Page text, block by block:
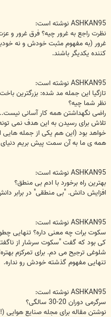
ASHKAN95 نوشته است:
نظرت راجع به غرور چیه؟ فرق غرور و
غرور (به مفهوم مثبت خودش و نه
کننده یکدیگر باشند.
ASHKAN95 نوشته است:
تازگیا این جمله مد شده: بزرگترین
نظر شما چیه؟
راضی نگهداشتن همه کار آسانی
تلاش برای رسیدن به این هدف نمی
خواهد بود (این هم یکی از جمله هایی
همه ی ما به آن سمت پیش بریم
ASHKAN95 نوشته است:
بهترین راه برخورد با ادم بی منطق؟
افزایش دانش. "بی منطقی" در برابر
ASHKAN95 نوشته است:
سکوت برات چه معنی داره؟ تنهایی
کی بود که گفت "سکوت سرشار از
شلوغی ترجیح می دم. برای تمرکزم بهتره!
تنهایی مفهوم گذشته خودش رو نداره.
ASHKAN95 نوشته است:
سرگرمی دوران 20-30 سالگی؟
نوشتن مقاله برای مجله صنایع هوایی